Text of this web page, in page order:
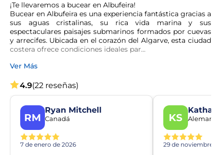
¡Te llevaremos a bucear en Albufeira!
Bucear en Albufeira es una experiencia fantástica gracias a
sus aguas cristalinas, su rica vida marina y sus
espectaculares paisajes submarinos formados por cuevas
y arrecifes. Ubicada en el corazón del Algarve, esta ciudad
costera ofrece condiciones ideales par...
Ver Más
4.9(22 reseñas)
RM
Ryan Mitchell
Canadá
7 de enero de 2026
KS Alemania
29 de noviembre